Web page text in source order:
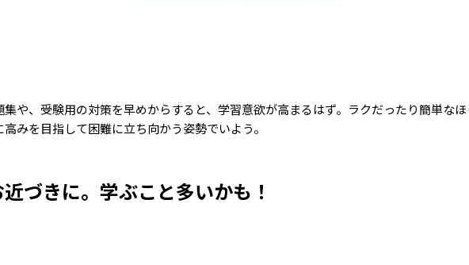
集や、受験用の対策を早めからすると、学習意欲が高まるはず。ラクだったり簡単な
みを目指して困難に立ち向かう姿勢でいよう。
づきに。学ぶこと多いかも！